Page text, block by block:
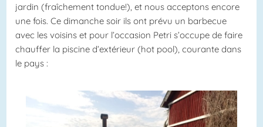
jardin (fraîchement tondue!), et nous acceptons encore
une fois. Ce dimanche soir ils ont prévu un barbecue
avec les voisins et pour l’occasion Petri s’occupe de faire
chauffer la piscine d’extérieur (hot pool), courante dans
le pays :